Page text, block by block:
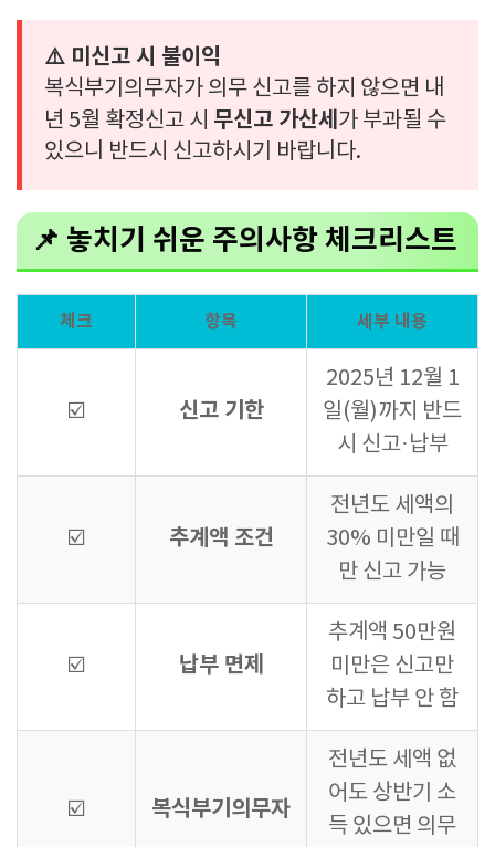
⚠️ 미신고 시 불이익
복식부기의무자가 의무 신고를 하지 않으면 내
년 5월 확정신고 시 무신고 가산세 가 부과될 수
있으니 반드시 신고하시기 바랍니다.
📌 놓치기 쉬운 주의사항 체크리스트
체크 항목 세부 내용
☑️ 신고 기한
2025년 12월 1
일(월)까지 반드
시 신고·납부
☑️ 추계액 조건
전년도 세액의
30% 미만일 때
만 신고 가능
☑️ 납부 면제
추계액 50만원
미만은 신고만
하고 납부 안 함
☑️ 복식부기의무자
전년도 세액 없
어도 상반기 소
득 있으면 의무